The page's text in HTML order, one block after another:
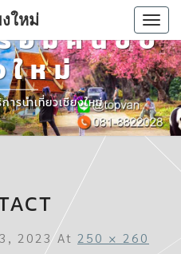
ใหม่
อมคนขับ
ใหม่
ารนำเที่ยวเชียงใหม่
2023At 250 × 260